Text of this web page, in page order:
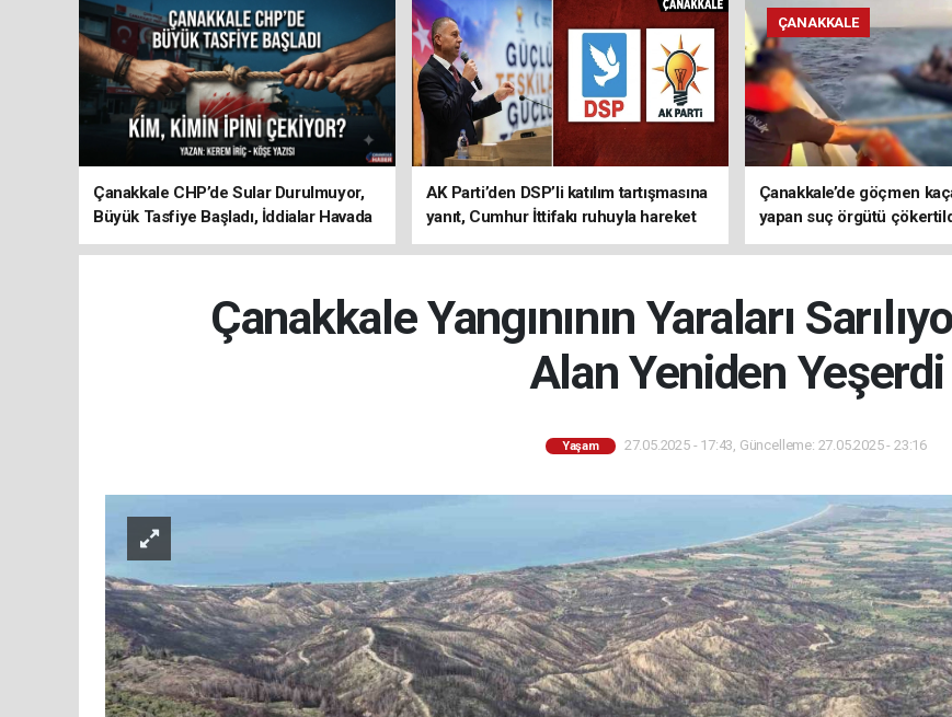
Çanakkale CHP’de Sular Durulmuyor,
Büyük Tasfiye Başladı, İddialar Havada
Uçuşuyor
AK Parti’den DSP’li katılım tartışmasına
yanıt, Cumhur İttifakı ruhuyla hareket
ediyoruz
ÇANAKKALE
Çanakkale’de göçmen
yapan suç örgütü
tutuklama
Çanakkale Yangınının Yaraları
Alan Yeniden Yeşerdi
Yaşam 27.05.2025 - 17:43, Güncelleme: 27.05.2025 - 23:16